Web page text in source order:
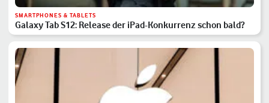
SMARTPHONES & TABLETS
Galaxy Tab S12: Release der iPad-Konkurrenz schon bald?